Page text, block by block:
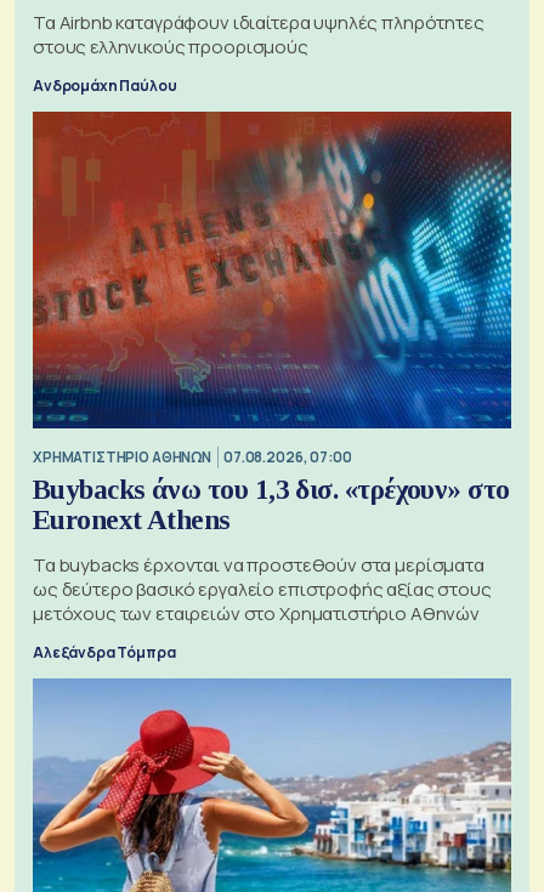
Τα Airbnb καταγράφουν ιδιαίτερα υψηλές πληρότητες
στους ελληνικούς προορισμούς
Ανδρομάχη Παύλου
XΡΗΜΑΤΙΣΤΉΡΙΟ ΑΘΗΝΏΝ 07.08.2026, 07:00
Buybacks άνω του 1,3 δισ. «τρέχουν» στο
Euronext Athens
Τα buybacks έρχονται να προστεθούν στα μερίσματα
ως δεύτερο βασικό εργαλείο επιστροφής αξίας στους
μετόχους των εταιρειών στο Χρηματιστήριο Αθηνών
Αλεξάνδρα Τόμπρα